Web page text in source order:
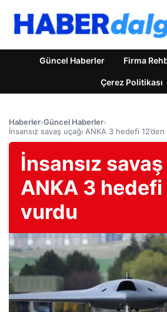
Güncel Haberler Firma
Çerez Politikası
Haberler›Güncel Haberler›
İnsansız savaş uçağı ANKA 3 hedefi
İnsansız savaş
ANKA 3 hedefi
vurdu